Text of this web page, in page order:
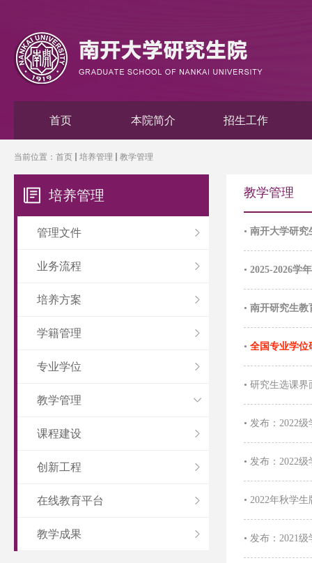
首页 本院简介 招生工作
当前位置： 首页 培养管理 教学管理
培养管理
管理文件
业务流程
培养方案
学籍管理
专业学位
教学管理
课程建设
创新工程
在线教育平台
教学成果
教学管理
• 南开大学研究
• 2025-2026学
• 南开研究生教
• 全国专业学位
• 研究生选课界
• 发布：2022
• 发布：2022
• 2022年秋学
• 发布：2021